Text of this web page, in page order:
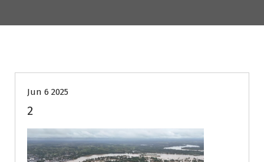
Jun 6 2025
2